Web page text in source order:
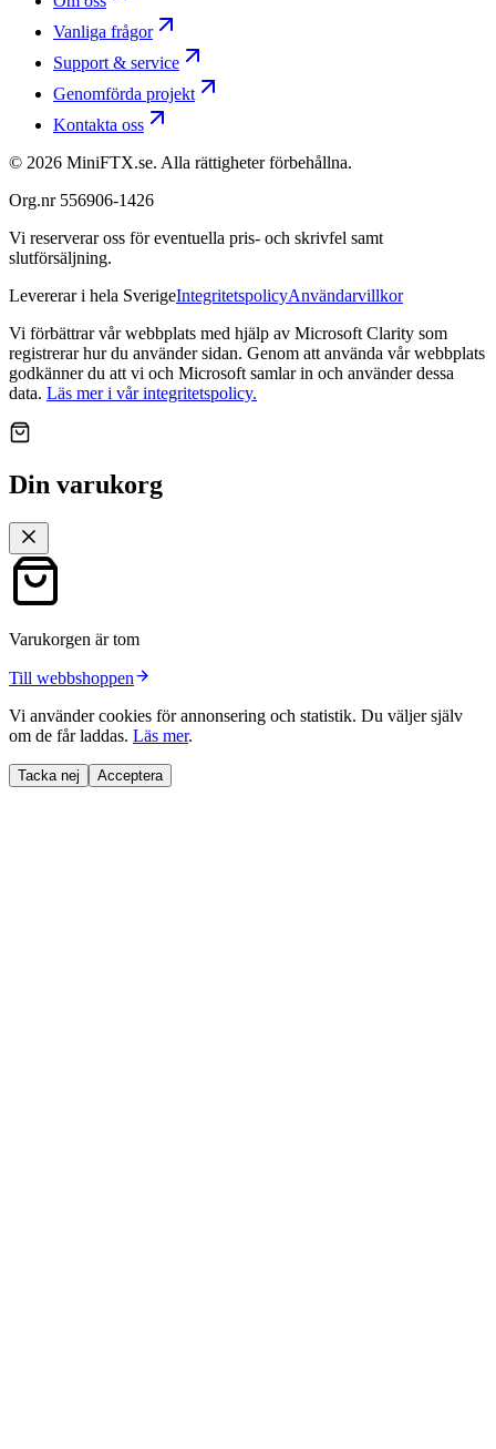
Vanliga frågor
Support & service
Genomförda projekt
Kontakta oss
© 2026 MiniFTX.se. Alla rättigheter förbehållna.
Org.nr 556906-1426
Vi reserverar oss för eventuella pris- och skrivfel samt
slutförsäljning.
Levererar i hela SverigeIntegritetspolicyAnvändarvillkor
Vi förbättrar vår webbplats med hjälp av Microsoft Clarity som
registrerar hur du använder sidan. Genom att använda vår webbplats
godkänner du att vi och Microsoft samlar in och använder dessa
data. Läs mer i vår integritetspolicy.
Din varukorg
Varukorgen är tom
Till webbshoppen
Vi använder cookies för annonsering och statistik. Du väljer själv
om de får laddas. Läs mer.
Tacka nej Acceptera